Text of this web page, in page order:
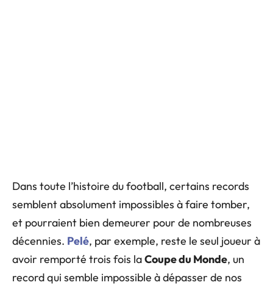
Dans toute l’histoire du football, certains records
semblent absolument impossibles à faire tomber,
et pourraient bien demeurer pour de nombreuses
décennies. Pelé, par exemple, reste le seul joueur à
avoir remporté trois fois laCoupe du Monde, un
record qui semble impossible à dépasser de nos